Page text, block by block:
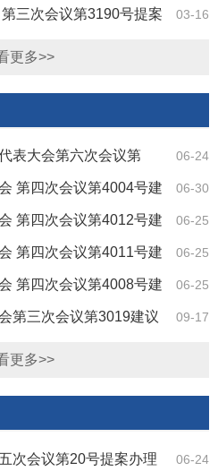
03-16
三次会议第3190号提案
更多>>
06-24
表大会第六次会议第
06-30
第四次会议第4004号建
06-25
第四次会议第4012号建
06-25
第四次会议第4011号建
06-25
第四次会议第4008号建
09-17
第三次会议第3019建议
更多>>
06-24
次会议第20号提案办理